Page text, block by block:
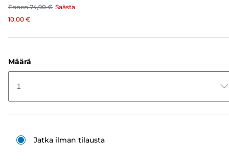
Ennen74,90 € Säästä
10,00 €
Määrä
1
Jatka ilman tilausta